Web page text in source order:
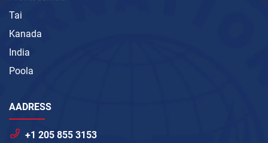
Tai
Kanada
India
Poola
AADRESS
+1 205 855 3153